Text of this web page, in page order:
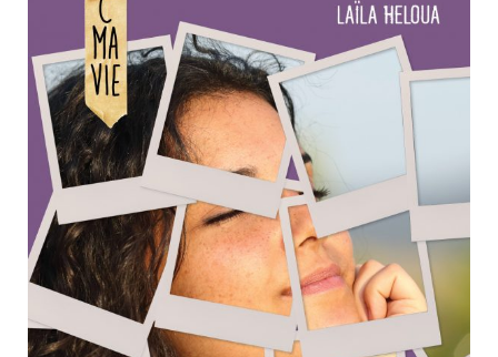
Culture générale
Témoignages
Vie pratique
Finances
Nouveautés
Numérique
Livres audio
Meilleurs vendeurs
Page vedette